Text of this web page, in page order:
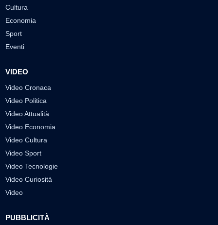
Cultura
Economia
Sport
Eventi
VIDEO
Video Cronaca
Video Politica
Video Attualità
Video Economia
Video Cultura
Video Sport
Video Tecnologie
Video Curiosità
Video
PUBBLICITÀ